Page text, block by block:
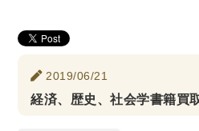
政治・法学書
社会学
軍事・外交・国際関係
2019/06/21
経済、歴史、社会学書籍買